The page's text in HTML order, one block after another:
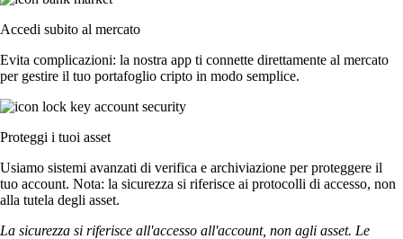
Accedi subito al mercato
Evita complicazioni: la nostra app ti connette direttamente al mercato
per gestire il tuo portafoglio cripto in modo semplice.
Proteggi i tuoi asset
Usiamo sistemi avanzati di verifica e archiviazione per proteggere il
tuo account. Nota: la sicurezza si riferisce ai protocolli di accesso, non
alla tutela degli asset.
La sicurezza si riferisce all'accesso all'account, non agli asset. Le